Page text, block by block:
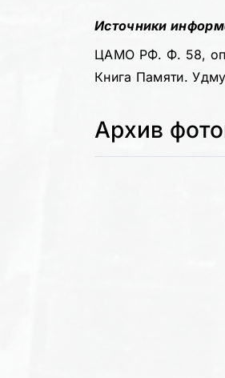
Источники
ЦАМО РФ. Ф. 58,
Книга Памяти.
Архив